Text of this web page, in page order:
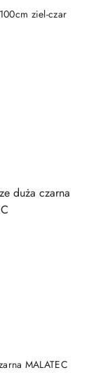
ziel-czar
MALATEC